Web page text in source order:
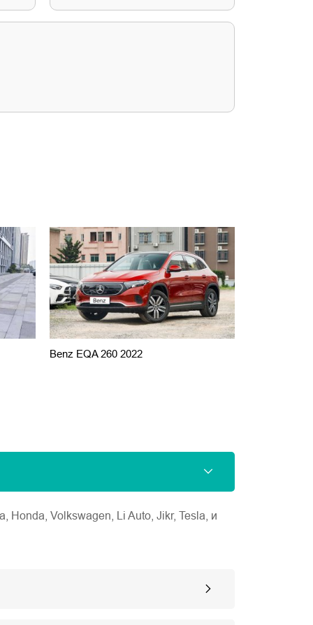
Benz EQA 260 2022
Honda, Volkswagen, Li Auto, Jikr, Tesla, и